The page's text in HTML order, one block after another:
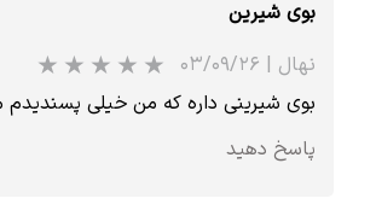
بوی شیرین
نهال | ۰۳/۰۹/۲۶
بوی شیرینی داره که من خیلی
پاسخ دهید